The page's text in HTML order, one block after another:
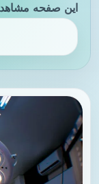
این صفحه